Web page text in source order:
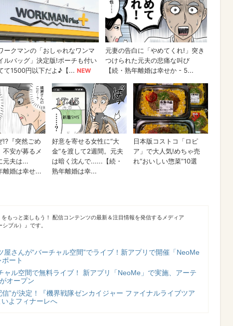
をもっと楽しもう！ 配信コンテンツの最新＆注目情報を発信するメディア
シブル）』です。
屋さんが“バーチャル空間”でライブ！新アプリで開催「NeoMe
ート
ャル空間で無料ライブ！ 新アプリ「NeoMe」で実施、アーテ
オープン
信”が決定！『機界戦隊ゼンカイジャー ファイナルライブツア
よフィナーレへ